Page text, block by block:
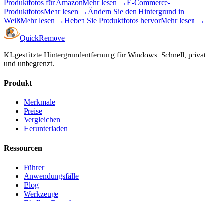
Produktfotos für AmazonMehr lesen →E-Commerce-
ProduktfotosMehr lesen → Ändern Sie den Hintergrund in
WeißMehr lesen →Heben Sie Produktfotos hervorMehr lesen →
QuickRemove
KI-gestützte Hintergrundentfernung für Windows. Schnell, privat
und unbegrenzt.
Produkt
Merkmale
Preise
Vergleichen
Herunterladen
Ressourcen
Führer
Anwendungsfälle
Blog
Werkzeuge